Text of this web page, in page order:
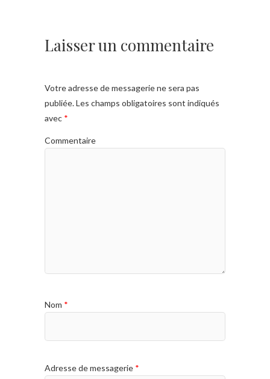
Laisser un commentaire
Votre adresse de messagerie ne sera pas
publiée.Les champs obligatoires sont indiqués
avec *
Commentaire
Nom *
Adresse de messagerie *